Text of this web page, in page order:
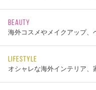
BEAUTY
海外コスメやメイクアップ、
LIFESTYLE
オシャレな海外インテリア